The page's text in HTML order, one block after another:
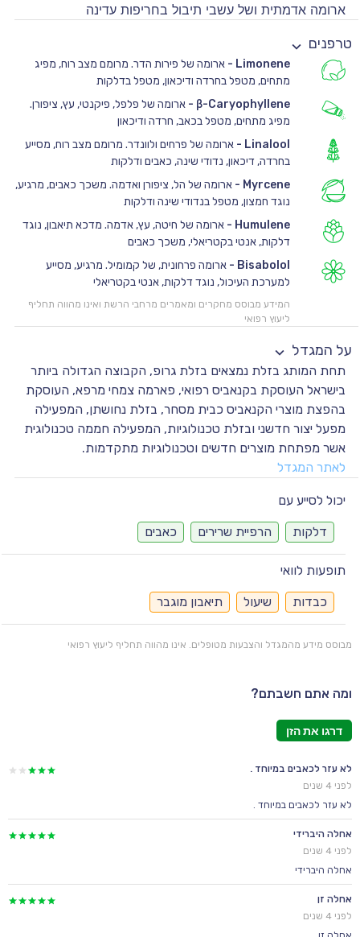
ארומה אדמתית ושל עשבי תיבול בחריפות עדינה
טרפנים
Limonene
-ארומה של פירות הדר. מרומם מצב רוח, מפיג
מתחים, מטפל בחרדה ודיכאון, מטפל בדלקות
β-Caryophyllene
-ארומה של פלפל, פיקנטי, עץ, ציפורן.
מפיג מתחים, מטפל בכאב, חרדה ודיכאון
Linalool
-ארומה של פרחים ולוונדר. מרומם מצב רוח, מסייע
בחרדה, דיכאון, נדודי שינה, כאבים ודלקות
Myrcene
-ארומה של הל, ציפורן ואדמה. משכך כאבים, מרגיע,
נוגד חמצון, מטפל בנדודי שינה ודלקות
Humulene
-ארומה של חיטה, עץ, אדמה. מדכא תיאבון, נוגד
דלקות, אנטי בקטריאלי, משכך כאבים
Bisabolol
-ארומה פרחונית, של קמומיל. מרגיע, מסייע
למערכת העיכול, נוגד דלקות, אנטי בקטריאלי
המידע מבוסס מחקרים ומאמרים מרחבי הרשת ואינו מהווה תחליף
ליעוץ רפואי
על המגדל
תחת המותג בזלת נמצאים בזלת גרופ, הקבוצה הגדולה ביותר
בישראל העוסקת בקנאביס רפואי, פארמה צמחי מרפא, העוסקת
בהפצת מוצרי הקנאביס כבית מסחר, בזלת נחושתן, המפעילה
מפעל יצור חדשני ובזלת טכנולוגיות, המפעילה חממה טכנולוגית
אשר מפתחת מוצרים חדשים וטכנולוגיות מתקדמות.
לאתר המגדל
יכול לסייע עם
דלקות הרפיית שרירים כאבים
תופעות לוואי
כבדות שיעול תיאבון מוגבר
מבוסס מידע מהמגדל והצבעות מטופלים. אינו מהווה תחליף ליעוץ רפואי
ומה אתם חשבתם?
דרגו את הזן
לא עזר לכאבים במיוחד .
לפני 4 שנים
לא עזר לכאבים במיוחד .
אחלה היברידי
לפני 4 שנים
אחלה היברידי
אחלה זן
לפני 4 שנים